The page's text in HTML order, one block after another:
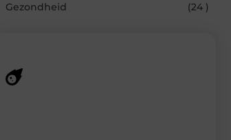
Gezondheid
(24 )